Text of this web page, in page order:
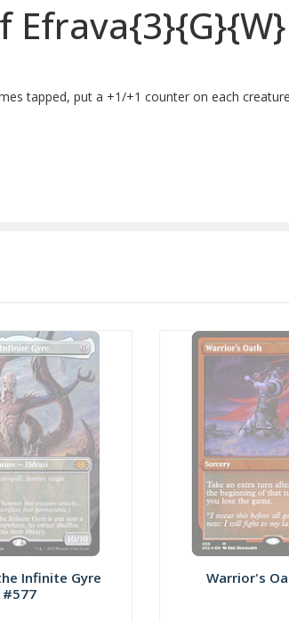
Efrava{3}{G}{W}
tapped, put a +1/+1 counter on each
Infinite Gyre
#577
Warrior's